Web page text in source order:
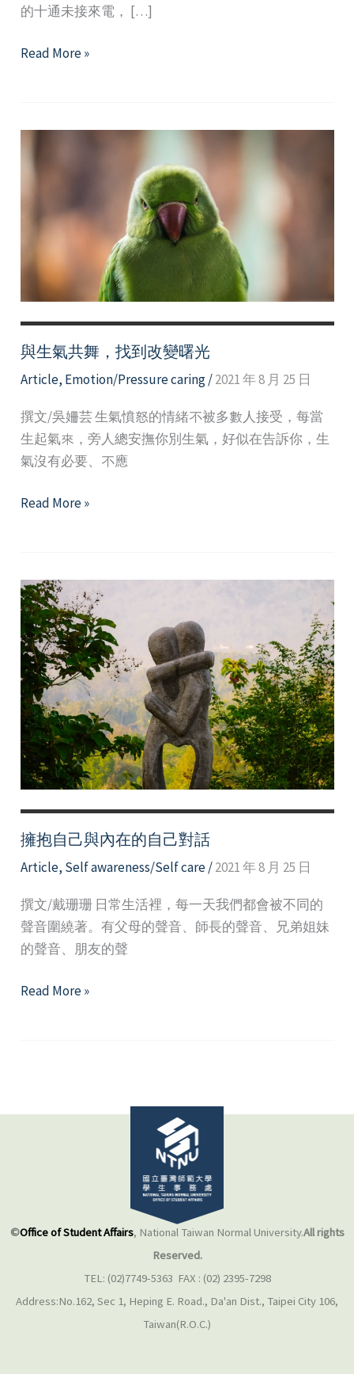
的十通未接來電， […]
深
係
怒
氣
Read More »
與生氣共舞，找到改變曙光
Article, Emotion/Pressure caring/2021 年 8 月 25 日
撰文/吳姍芸 生氣憤怒的情緒不被多數人接受，每當
生起氣來，旁人總安撫你別生氣，好似在告訴你，生
氣沒有必要、不應
與
舞，
找
到
改
變
曙
光
Read More »
擁抱自己與內在的自己對話
Article, Self awareness/Self care/2021 年 8 月 25 日
撰文/戴珊珊 日常生活裡，每一天我們都會被不同的
聲音圍繞著。有父母的聲音、師長的聲音、兄弟姐妹
的聲音、朋友的聲
擁
話
Read More »
©Office of Student Affairs, National Taiwan Normal University.All rights
Reserved.
TEL: (02)7749-5363 FAX : (02) 2395-7298
Address:No.162, Sec 1, Heping E. Road., Da'an Dist., Taipei City 106,
Taiwan(R.O.C.)